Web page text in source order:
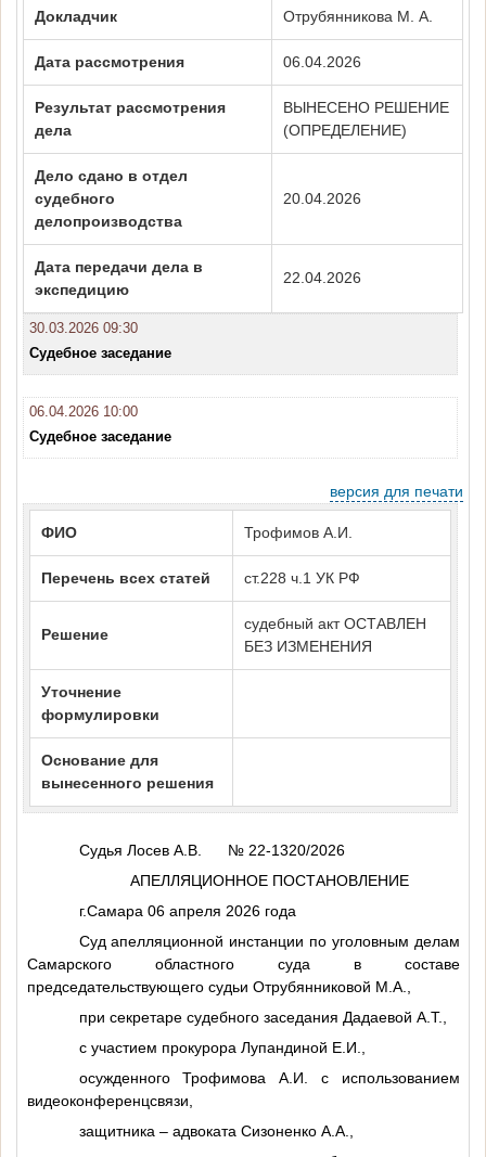
Докладчик Отрубянникова М. А.
Дата рассмотрения 06.04.2026
Результат рассмотрения
дела
ВЫНЕСЕНО РЕШЕНИЕ
(ОПРЕДЕЛЕНИЕ)
Дело сдано в отдел
судебного
делопроизводства
20.04.2026
Дата передачи дела в
экспедицию
22.04.2026
30.03.2026 09:30
Судебное заседание
06.04.2026 10:00
Судебное заседание
версия для печати
ФИО Трофимов А.И.
Перечень всех статей ст.228 ч.1 УК РФ
Решение
судебный акт ОСТАВЛЕН
БЕЗ ИЗМЕНЕНИЯ
Уточнение
формулировки
Основание для
вынесенного решения
Судья Лосев А.В. № 22-1320/2026
АПЕЛЛЯЦИОННОЕ ПОСТАНОВЛЕНИЕ
г.Самара 06 апреля 2026 года
Суд апелляционной инстанции по уголовным делам
Самарского областного суда в составе
председательствующего судьи Отрубянниковой М.А.,
при секретаре судебного заседания Дадаевой А.Т.,
с участием прокурора Лупандиной Е.И.,
осужденного Трофимова А.И. с использованием
видеоконференцсвязи,
защитника – адвоката Сизоненко А.А.,